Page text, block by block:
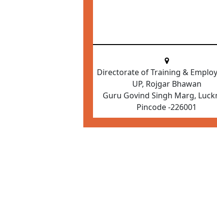
Directorate of Training &
UP, Rojgar Bhawan
Guru Govind Singh Marg,
Pincode -226001